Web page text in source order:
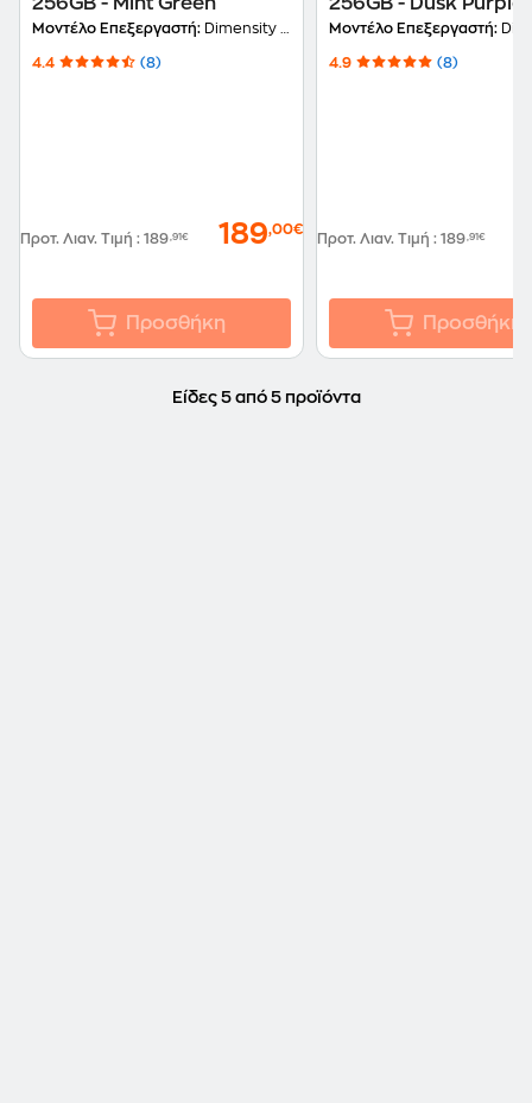
Μοντέλο Επεξεργαστή: Dimensity 6300 (6nm)
4.4 (8)
Προτ. Λιαν. Τιμή : 189,91€ 189,00€
Προσθήκη
Μοντέλο Επεξεργαστή:
4.9 (8)
Προτ. Λιαν. Τιμή : 189,91€
Προσθήκη
Είδες 5 από 5 προϊόντα